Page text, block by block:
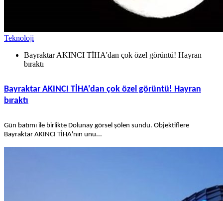
Teknoloji
Bayraktar AKINCI TİHA'dan çok özel görüntü! Hayran
bıraktı
Bayraktar AKINCI TİHA'dan çok özel görüntü! Hayran
bıraktı
Gün batımı ile birlikte Dolunay görsel şölen sundu. Objektiflere
Bayraktar AKINCI TİHA'nın unu...